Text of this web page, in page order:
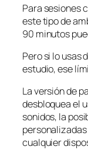
Para sesiones
este tipo de
90 minutos
Pero si lo usas
estudio, ese
La versión de
desbloquea el
sonidos, la
cualquier